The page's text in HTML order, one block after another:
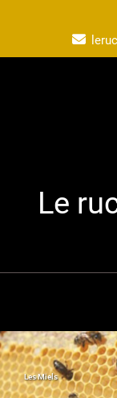
Le
Les Miels